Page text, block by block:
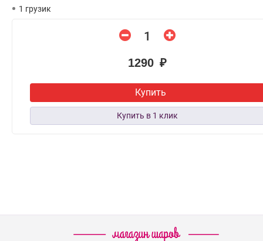
1 грузик
1290 ₽
Купить